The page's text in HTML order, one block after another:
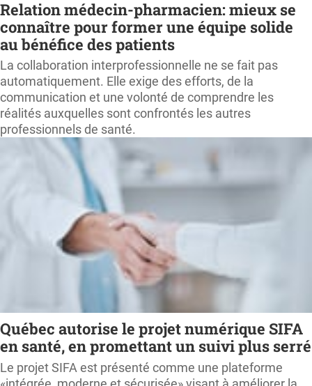
Relation médecin-pharmacien: mieux se
connaître pour former une équipe solide
au bénéfice des patients
La collaboration interprofessionnelle ne se fait pas
automatiquement. Elle exige des efforts, de la
communication et une volonté de comprendre les
réalités auxquelles sont confrontés les autres
professionnels de santé.
Québec autorise le projet numérique SIFA
en santé, en promettant un suivi plus serré
Le projet SIFA est présenté comme une plateforme